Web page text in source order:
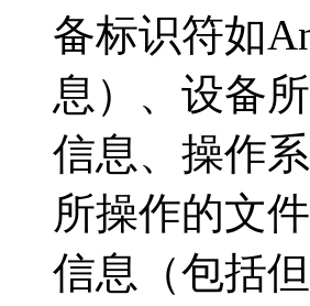
备标识符如
息）、设备
信息、操作
所操作的文
信息（包括